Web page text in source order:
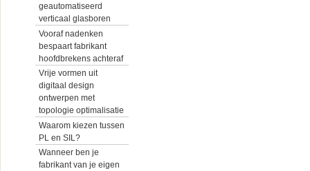
geautomatiseerd
verticaal glasboren
Vooraf nadenken
bespaart fabrikant
hoofdbrekens achteraf
Vrije vormen uit
digitaal design
ontwerpen met
topologie optimalisatie
Waarom kiezen tussen
PL en SIL?
Wanneer ben je
fabrikant van je eigen